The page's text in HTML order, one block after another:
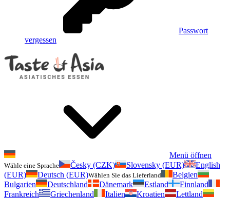
Passwort
vergessen
Menü öffnen
Wähle eine Sprache Česky (CZK) Slovensky (EUR)
English
(EUR)
Deutsch (EUR)Wählen Sie das Lieferland
Belgien
Bulgarien
Deutschland Dänemark Estland
Finnland
Frankreich
Griechenland Italien Kroatien
Lettland